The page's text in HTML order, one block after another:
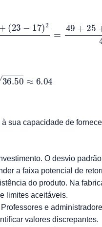
+ 23− 17) 24= +25 + 36
36.50≈
sua capacidade de
O desvio
a faixa potencial de
do produto. Na
limites aceitáveis.
e
valores discrepantes.